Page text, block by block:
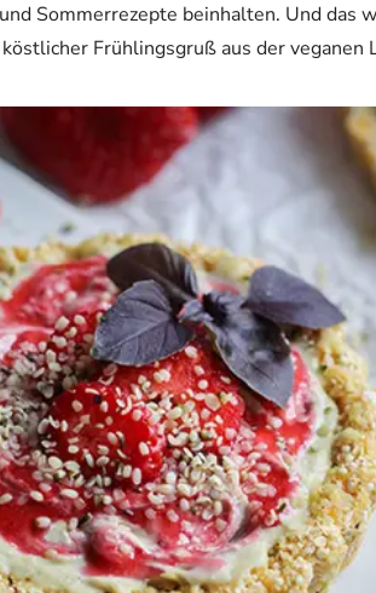
Sommerrezepte beinhalten. Und das
Frühlingsgruß aus der veganen